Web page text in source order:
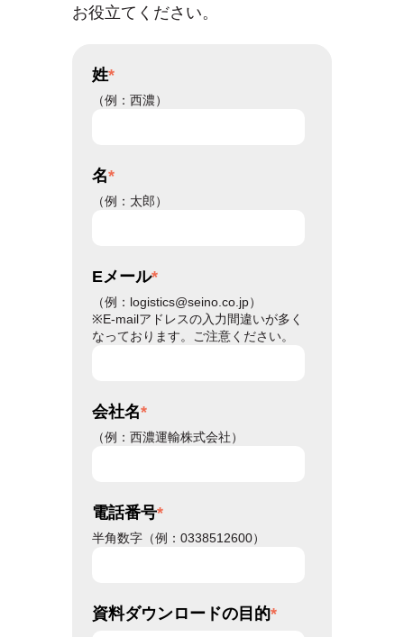
お役立てください。
姓*
（例：西濃）
名*
（例：太郎）
Eメール*
（例：logistics@seino.co.jp）
※E-mailアドレスの入力間違いが多く
なっております。ご注意ください。
会社名*
（例：西濃運輸株式会社）
電話番号*
半角数字（例：0338512600）
資料ダウンロードの目的*